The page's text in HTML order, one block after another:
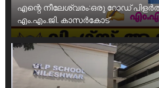
എന്റെ നീലേശ്വരം:ഒരു റോഡ്
എം.എം.ജി. കാസർകോട്